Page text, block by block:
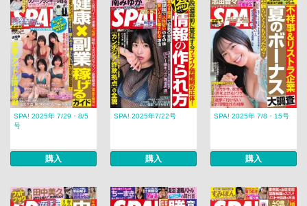
SPA! 2025年 7/29・8/5
号
購入
SPA! 2025年7/22号
購入
SPA! 2025年 7/8・15号
購入